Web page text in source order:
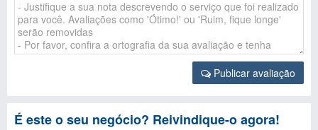
Publicar avaliação
É este o seu negócio? Reivindique-o agora!